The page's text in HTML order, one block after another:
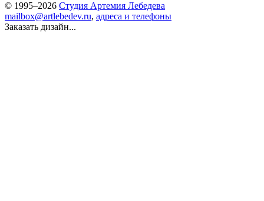
© 1995–2026 Студия Артемия Лебедева
mailbox@artlebedev.ru, адреса и телефоны
Заказать дизайн...